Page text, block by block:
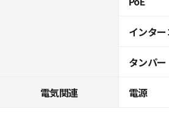
インタ
タンパー
電気関連 電源